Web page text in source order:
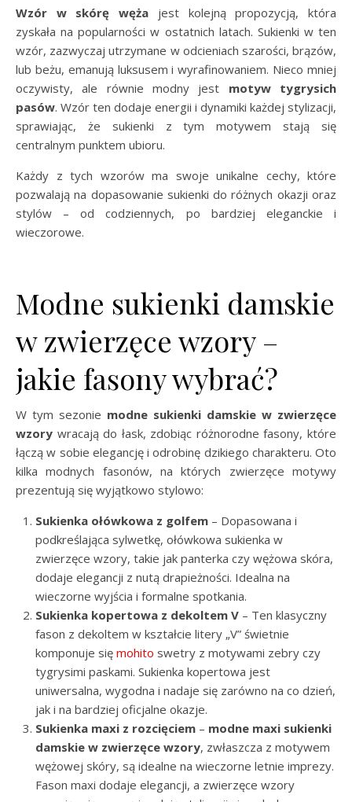
Wzór w skórę węża jest kolejną propozycją, która
zyskała na popularności w ostatnich latach. Sukienki w ten
wzór, zazwyczaj utrzymane w odcieniach szarości, brązów,
lub beżu, emanują luksusem i wyrafinowaniem. Nieco mniej
oczywisty, ale równie modny jest motyw tygrysich
pasów. Wzór ten dodaje energii i dynamiki każdej stylizacji,
sprawiając, że sukienki z tym motywem stają się
centralnym punktem ubioru.
Każdy z tych wzorów ma swoje unikalne cechy, które
pozwalają na dopasowanie sukienki do różnych okazji oraz
stylów – od codziennych, po bardziej eleganckie i
wieczorowe.
Modne sukienki damskie
w zwierzęce wzory –
jakie fasony wybrać?
W tym sezonie modne sukienki damskie w zwierzęce
wzory wracają do łask, zdobiąc różnorodne fasony, które
łączą w sobie elegancję i odrobinę dzikiego charakteru. Oto
kilka modnych fasonów, na których zwierzęce motywy
prezentują się wyjątkowo stylowo:
Sukienka ołówkowa z golfem – Dopasowana i
podkreślająca sylwetkę, ołówkowa sukienka w
zwierzęce wzory, takie jak panterka czy wężowa skóra,
dodaje elegancji z nutą drapieżności. Idealna na
wieczorne wyjścia i formalne spotkania.
Sukienka kopertowa z dekoltem V – Ten klasyczny
fason z dekoltem w kształcie litery „V” świetnie
komponuje się mohito swetry z motywami zebry czy
tygrysimi paskami. Sukienka kopertowa jest
uniwersalna, wygodna i nadaje się zarówno na co dzień,
jak i na bardziej oficjalne okazje.
Sukienka maxi z rozcięciem – modne maxi sukienki
damskie w zwierzęce wzory, zwłaszcza z motywem
wężowej skóry, są idealne na wieczorne letnie imprezy.
Fason maxi dodaje elegancji, a zwierzęce wzory